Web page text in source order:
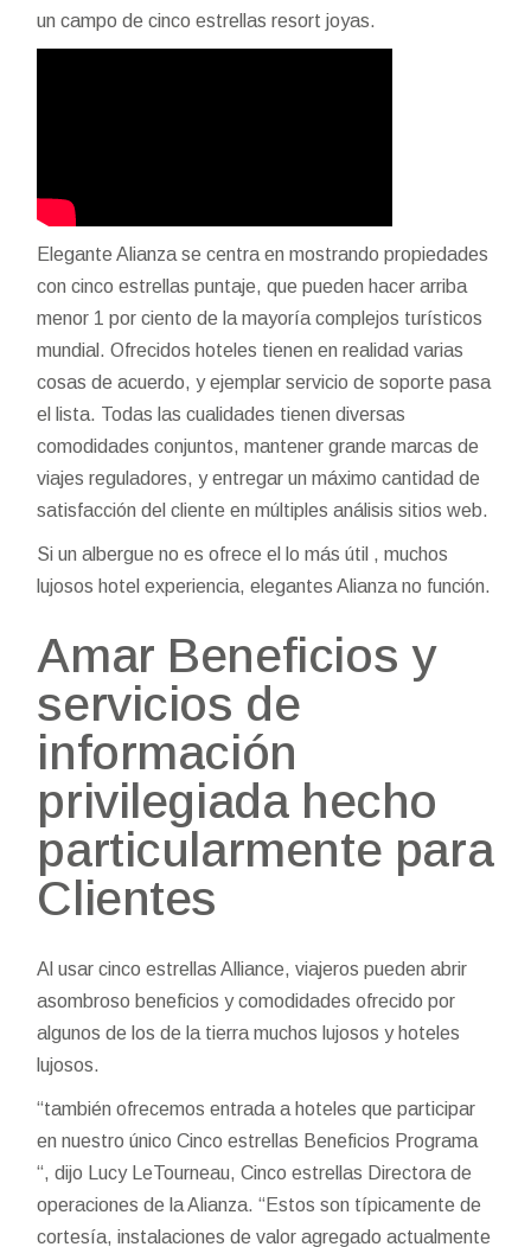
un campo de cinco estrellas resort joyas.
Elegante Alianza se centra en mostrando propiedades
con cinco estrellas puntaje, que pueden hacer arriba
menor 1 por ciento de la mayoría complejos turísticos
mundial. Ofrecidos hoteles tienen en realidad varias
cosas de acuerdo, y ejemplar servicio de soporte pasa
el lista. Todas las cualidades tienen diversas
comodidades conjuntos, mantener grande marcas de
viajes reguladores, y entregar un máximo cantidad de
satisfacción del cliente en múltiples análisis sitios web.
Si un albergue no es ofrece el lo más útil , muchos
lujosos hotel experiencia, elegantes Alianza no función.
Amar Beneficios y
servicios de
información
privilegiada hecho
particularmente para
Clientes
Al usar cinco estrellas Alliance, viajeros pueden abrir
asombroso beneficios y comodidades ofrecido por
algunos de los de la tierra muchos lujosos y hoteles
lujosos.
“también ofrecemos entrada a hoteles que participar
en nuestro único Cinco estrellas Beneficios Programa
“, dijo Lucy LeTourneau, Cinco estrellas Directora de
operaciones de la Alianza. “Estos son típicamente de
cortesía, instalaciones de valor agregado actualmente